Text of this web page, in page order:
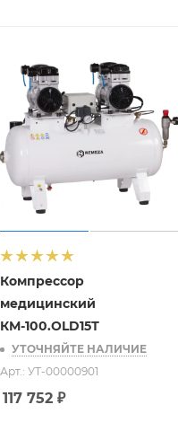
Компрессор
медицинский
КМ-100.OLD15Т
УТОЧНЯЙТЕ НАЛИЧИЕ
Арт.: УТ-00000901
117 752 ₽